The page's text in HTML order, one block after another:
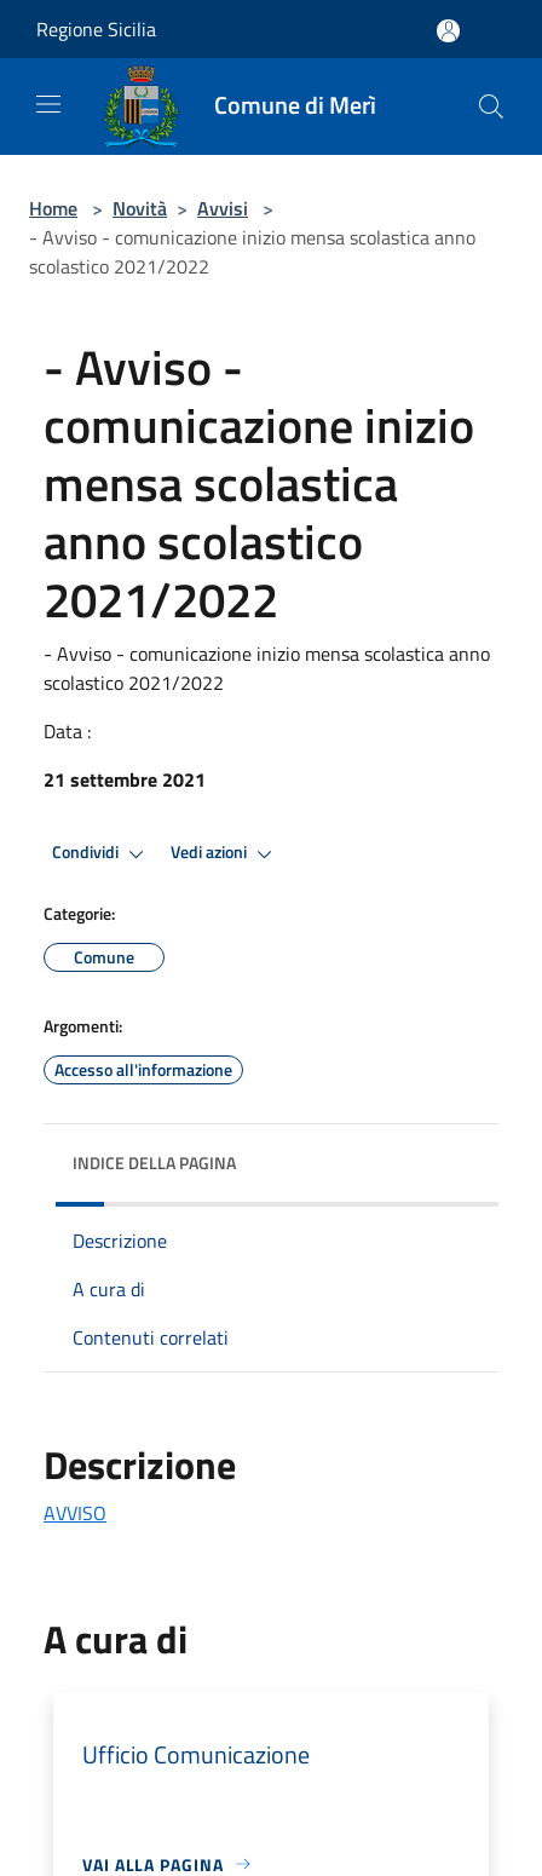
Regione Sicilia
Comune di Merì
Home > Novità > Avvisi >
- Avviso - comunicazione inizio mensa scolastica anno
scolastico 2021/2022
- Avviso -
comunicazione inizio
mensa scolastica
anno scolastico
2021/2022
- Avviso - comunicazione inizio mensa scolastica anno
scolastico 2021/2022
Data :
21 settembre 2021
Condividi Vedi azioni
Categorie:
Comune
Argomenti:
Accesso all'informazione
INDICE DELLA PAGINA
Descrizione
A cura di
Contenuti correlati
Descrizione
AVVISO
A cura di
Ufficio Comunicazione
VAI ALLA PAGINA